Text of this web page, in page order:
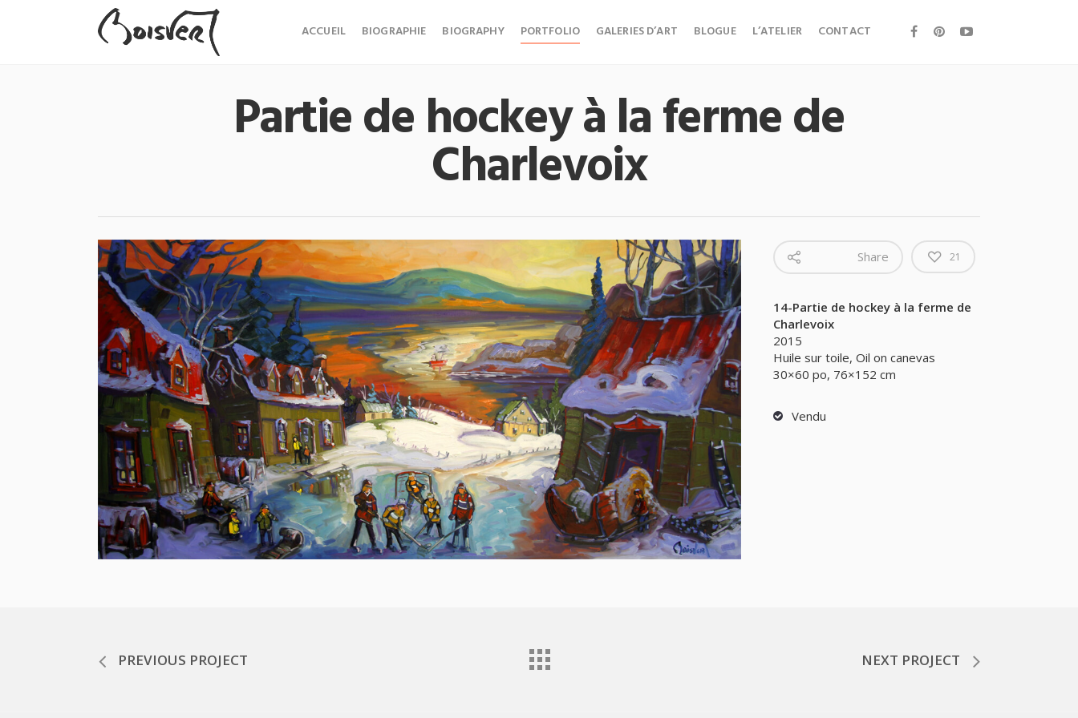
ACCUEIL BIOGRAPHIE BIOGRAPHY PORTFOLIO GALERIES D’ART BLOGUE L’ATELIER CONTACT
Partie de hockey à la ferme de
Charlevoix
Share 21
14-Partie de hockey à la ferme de
Charlevoix
2015
Huile sur toile, Oil on canevas
30×60 po, 76×152 cm
Vendu
PREVIOUS PROJECT NEXT PROJECT